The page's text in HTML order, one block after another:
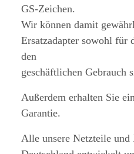
GS-Zeichen.
Wir können damit
Ersatzadapter sowohl für
den
geschäftlichen Gebrauch
Außerdem erhalten Sie
Garantie.
Alle unsere Netzteile und